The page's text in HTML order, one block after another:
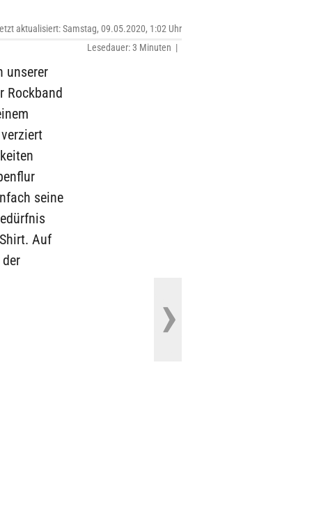
aktualisiert: Samstag, 09.05.2020, 1:02 Uhr
Lesedauer: 3 Minuten |
unserer
Rockband
seine
Auf